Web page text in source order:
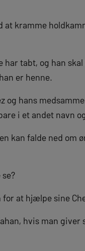
kramme
har tabt, og han
er henne.
hans
i et andet navn
kan falde ned om
at hjælpe sine
hvis man giver